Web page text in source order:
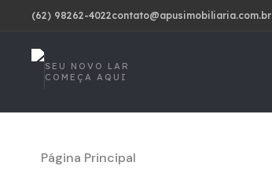
(62) 98262-4022contato@apusimobiliaria.com.br
SEU NOVO LAR
COMEÇA AQUI
Página Principal